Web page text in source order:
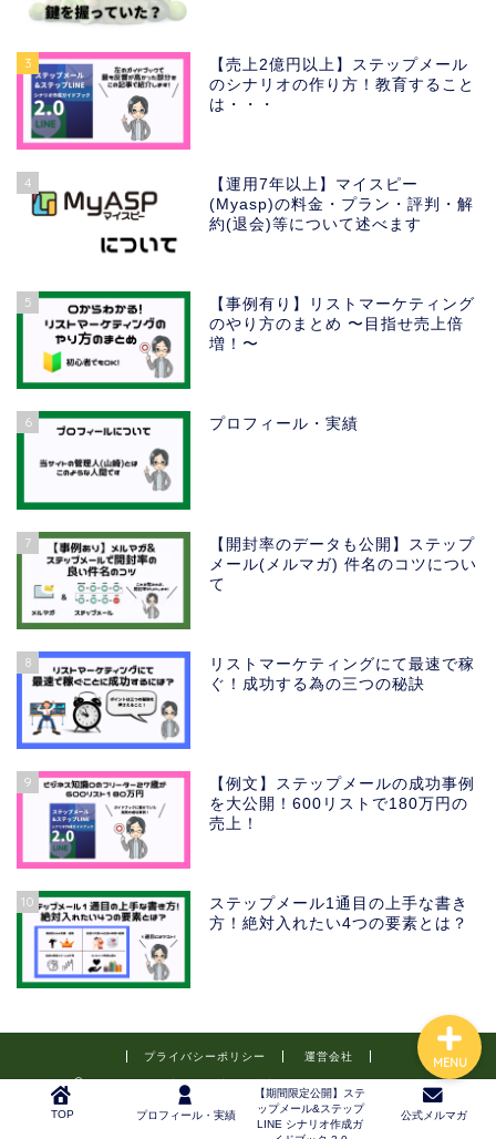
3
【売上2億円以上】ステップメール
のシナリオの作り方！教育すること
は・・・
4
【運用7年以上】マイスピー
(Myasp)の料金・プラン・評判・解
約(退会)等について述べます
5
【事例有り】リストマーケティング
のやり方のまとめ 〜目指せ売上倍
増！〜
6 プロフィール・実績
7
【開封率のデータも公開】ステップ
メール(メルマガ) 件名のコツについ
て
8
リストマーケティングにて最速で稼
ぐ！成功する為の三つの秘訣
9
【例文】ステップメールの成功事例
を大公開！600リストで180万円の
売上！
10
ステップメール1通目の上手な書き
方！絶対入れたい4つの要素とは？
プライバシーポリシー 運営会社
2021–2026 小さな会社の経営者の為のオンラインビジネス
TOP プロフィール・実績
【期間限定公開】ステ
ップメール&ステップ
LINE シナリオ作成ガ
公式メルマガ
MENU
【期間限定公開】ステップ
リオ作成ガイドブック 2.0
公式メルマガ